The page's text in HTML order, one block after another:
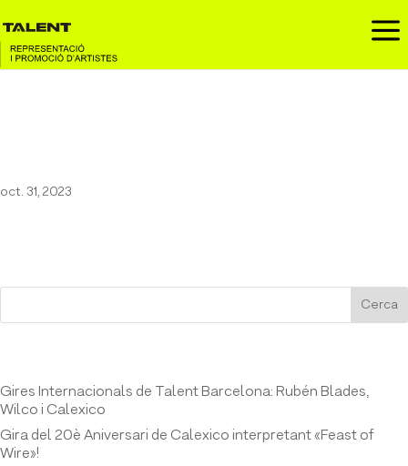
a
oct. 31, 2023
Cerca
Gires Internacionals de Talent Barcelona: Rubén Blades,
Wilco i Calexico
Gira del 20è Aniversari de Calexico interpretant «Feast of
Wire»!